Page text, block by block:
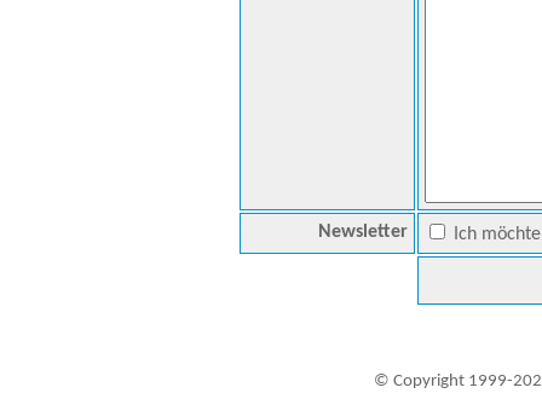
Newsletter Ich
© Copyright 1999-